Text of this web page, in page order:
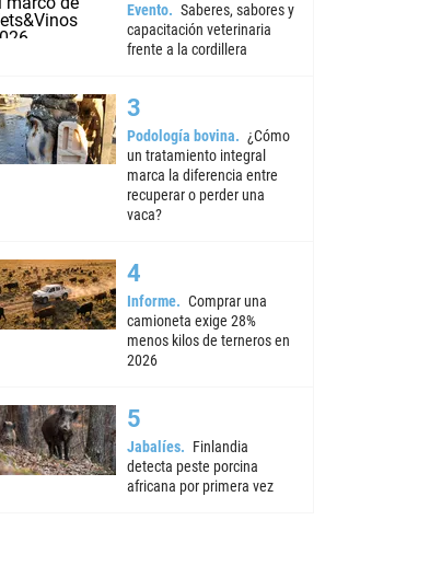
Evento
Saberes, sabores y
capacitación veterinaria
frente a la cordillera
Podología bovina
¿Cómo
un tratamiento integral
marca la diferencia entre
recuperar o perder una
vaca?
Informe
Comprar una
camioneta exige 28%
menos kilos de terneros en
2026
Jabalíes
Finlandia
detecta peste porcina
africana por primera vez